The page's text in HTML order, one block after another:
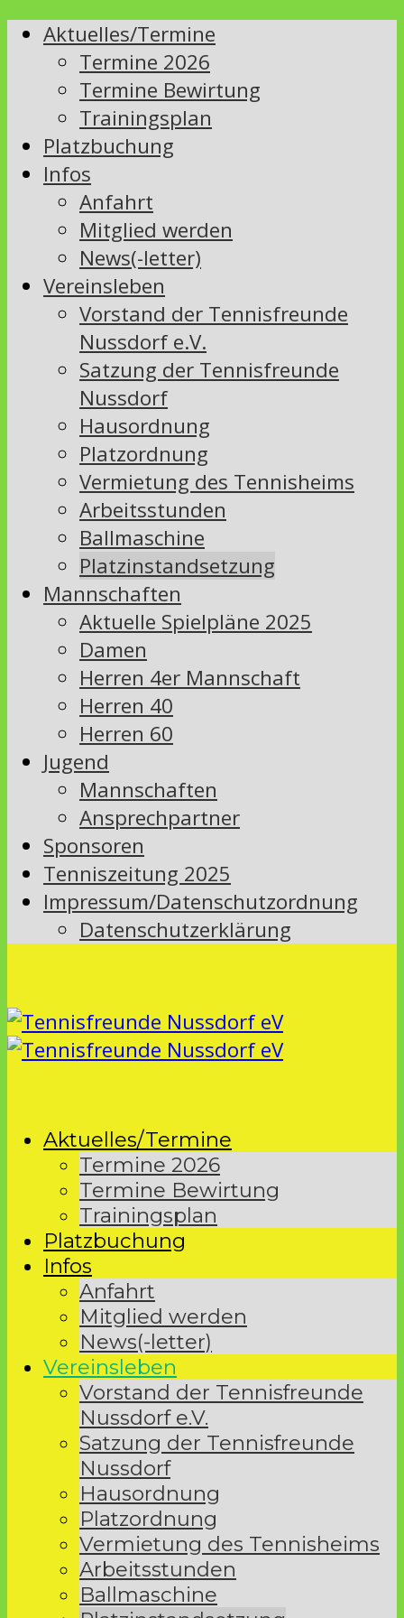
Aktuelles/Termine
Termine 2026
Termine Bewirtung
Trainingsplan
Platzbuchung
Infos
Anfahrt
Mitglied werden
News(-letter)
Vereinsleben
Vorstand der Tennisfreunde
Nussdorf e.V.
Satzung der Tennisfreunde
Nussdorf
Hausordnung
Platzordnung
Vermietung des Tennisheims
Arbeitsstunden
Ballmaschine
Platzinstandsetzung
Mannschaften
Aktuelle Spielpläne 2025
Damen
Herren 4er Mannschaft
Herren 40
Herren 60
Jugend
Mannschaften
Ansprechpartner
Sponsoren
Tenniszeitung 2025
Impressum/Datenschutzordnung
Datenschutzerklärung
Aktuelles/Termine
Termine 2026
Termine Bewirtung
Trainingsplan
Platzbuchung
Infos
Anfahrt
Mitglied werden
News(-letter)
Vereinsleben
Vorstand der Tennisfreunde
Nussdorf e.V.
Satzung der Tennisfreunde
Nussdorf
Hausordnung
Platzordnung
Vermietung des Tennisheims
Arbeitsstunden
Ballmaschine